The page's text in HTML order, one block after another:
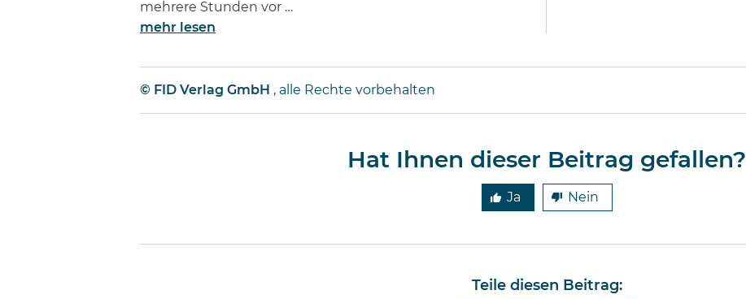
mehrere Stunden vor …
mehr lesen
© FID Verlag GmbH , alle Rechte vorbehalten
Hat Ihnen dieser Beitrag gefallen?
Ja Nein
Teile diesen Beitrag: